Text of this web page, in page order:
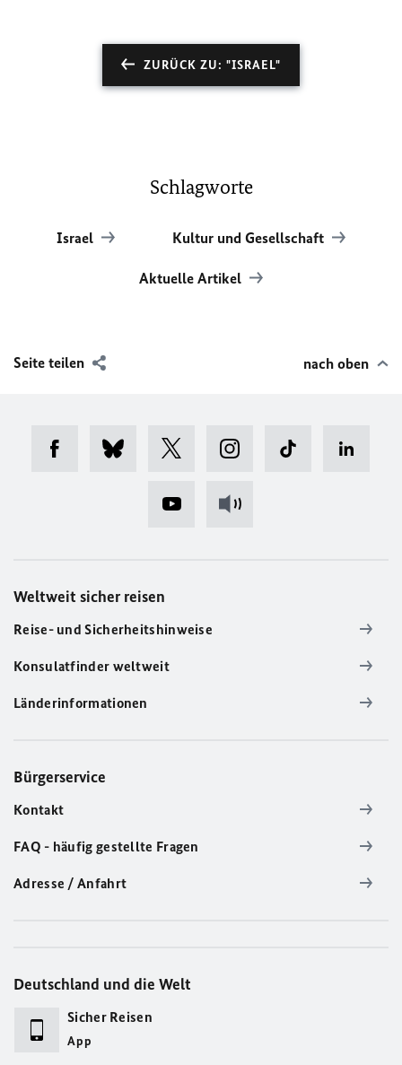
ZURÜCK ZU: "ISRAEL"
Schlagworte
Israel Kultur und Gesellschaft
Aktuelle Artikel
Seite teilen nach oben
Weltweit sicher reisen
Reise- und Sicherheitshinweise
Konsulatfinder weltweit
Länderinformationen
Bürgerservice
Kontakt
FAQ - häufig gestellte Fragen
Adresse / Anfahrt
Deutschland und die Welt
Sicher Reisen
App